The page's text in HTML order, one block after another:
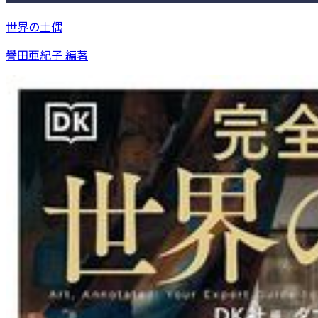
世界の土偶
譽田亜紀子 編著